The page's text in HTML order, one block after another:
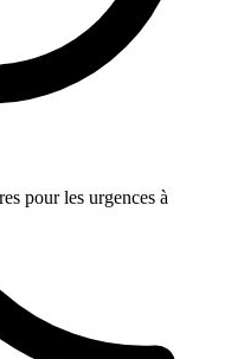
pour les urgences à